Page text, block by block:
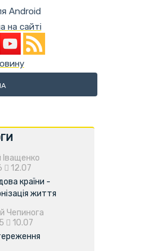
Android
на сайті
Іващенко
12.07
країни -
життя
Чепинога
10.07